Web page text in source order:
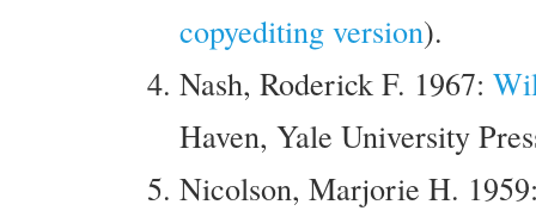
copyediting version).
Nash, Roderick F. 1967:
Haven, Yale University
Nicolson, Marjorie H.